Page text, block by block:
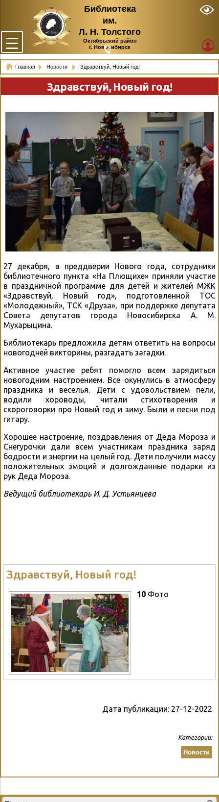
Библиотека
им.
Л. Н. Толстого
Октябрьский район
г. Новосибирск
Главная Новости Здравствуй, Новый год!
Здравствуй, Новый год!
27 декабря, в преддверии Нового года, сотрудники
библиотечного пункта «На Плющихе» приняли участие
в праздничной программе для детей и жителей МЖК
«Здравствуй, Новый год», подготовленной ТОС
«Молодежный», ТСК «Друза», при поддержке депутата
Совета депутатов города Новосибирска А. М.
Мухарыцина.
Библиотекарь предложила детям ответить на вопросы
новогодней викторины, разгадать загадки.
Активное участие ребят помогло всем зарядиться
новогодним настроением. Все окунулись в атмосферу
праздника и веселья. Дети с удовольствием пели,
водили хороводы, читали стихотворения и
скороговорки про Новый год и зиму. Были и песни под
гитару.
Хорошее настроение, поздравления от Деда Мороза и
Снегурочки дали всем участникам праздника заряд
бодрости и энергии на целый год. Дети получили массу
положительных эмоций и долгожданные подарки из
рук Деда Мороза.
Ведущий библиотекарь И. Д. Устьянцева
Здравствуй, Новый год!
10 Фото
Дата публикации: 27-12-2022
Категории:
Новости